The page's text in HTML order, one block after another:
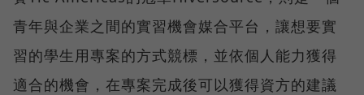
青年與企業之間的實習機會媒合平台，讓想要實
習的學生用專案的方式競標，並依個人能力獲得
適合的機會，在專案完成後可以獲得資方的建議